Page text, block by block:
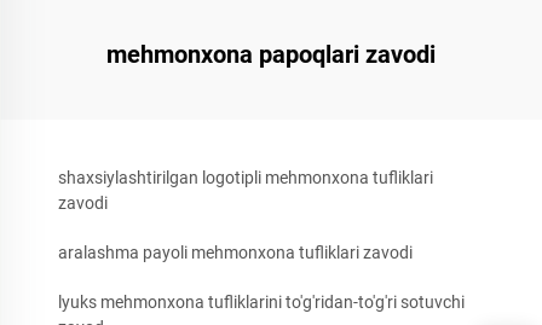
mehmonxona papoqlari zavodi
shaxsiylashtirilgan logotipli mehmonxona tufliklari
zavodi
aralashma payoli mehmonxona tufliklari zavodi
lyuks mehmonxona tufliklarini to'g'ridan-to'g'ri sotuvchi